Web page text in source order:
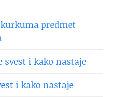
predmet
svest i kako nastaje
i kako nastaje